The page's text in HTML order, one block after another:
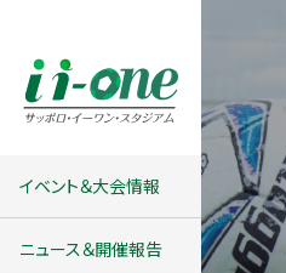
イベント＆大会情報
ニュース＆開催報告